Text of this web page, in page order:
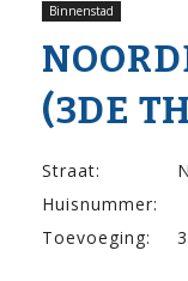
Binnenstad
(3DE
Straat:
Huisnummer:
Toevoeging: